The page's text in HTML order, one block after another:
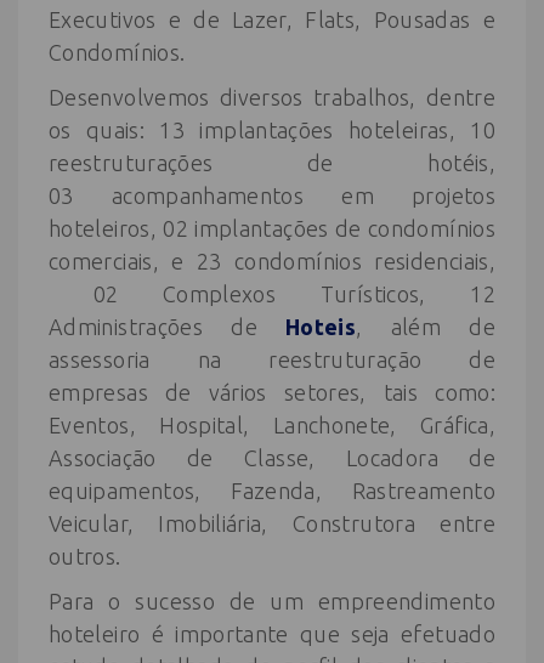
Executivos e de Lazer, Flats, Pousadas e
Condomínios.
Desenvolvemos diversos trabalhos, dentre
os quais: 13 implantações hoteleiras, 10
reestruturações de hotéis,
03 acompanhamentos em projetos
hoteleiros, 02 implantações de condomínios
comerciais, e 23 condomínios residenciais,
02 Complexos Turísticos, 12
Administrações de Hoteis , além de
assessoria na reestruturação de
empresas de vários setores, tais como:
Eventos, Hospital, Lanchonete, Gráfica,
Associação de Classe, Locadora de
equipamentos, Fazenda, Rastreamento
Veicular, Imobiliária, Construtora entre
outros.
Para o sucesso de um empreendimento
hoteleiro é importante que seja efetuado